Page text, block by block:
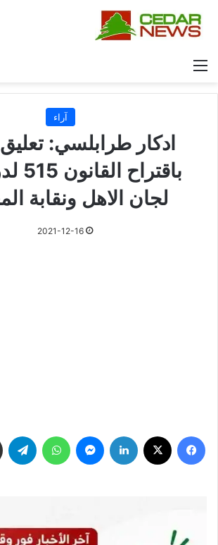
القائمة
آراء
ادكار طرابلسي:
لجان الاهل ونقابة
2021-12-16
فيسبوك لينكدإن ماسنجر واتساب